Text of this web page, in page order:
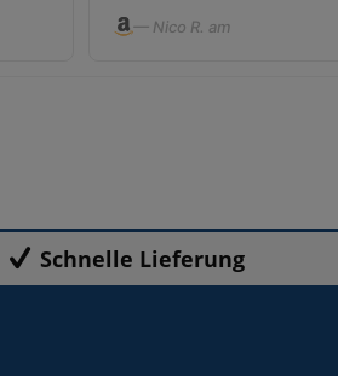
— Nico R. am
Schnelle Lieferung